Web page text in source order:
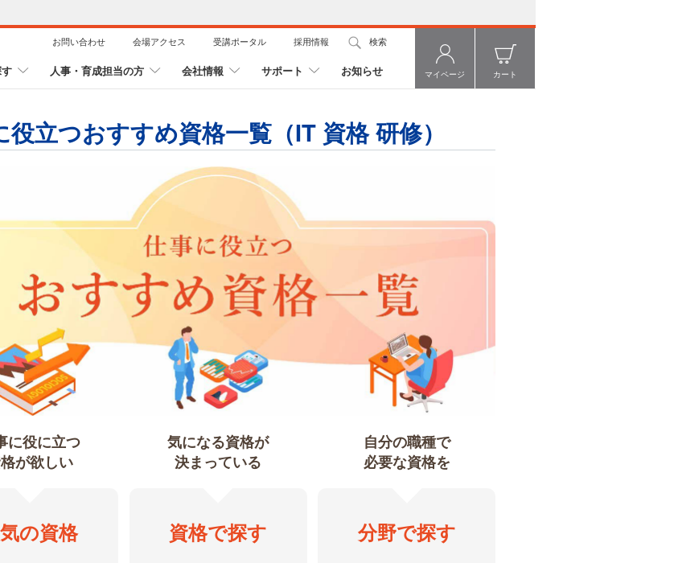
お問い合わせ 会場アクセス 受講ポータル 採用情報 検索
人事・育成担当の方 会社情報 サポート お知らせ マイページ カート
役立つおすすめ資格一覧（IT 資格 研修）
に役に立つ
が欲しい
の資格
気になる資格が
決まっている
資格で探す
自分の職種で
必要な資格を
分野で探す